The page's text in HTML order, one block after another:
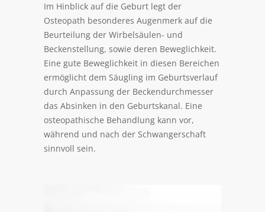
Im Hinblick auf die Geburt legt der
Osteopath besonderes Augenmerk auf die
Beurteilung der Wirbelsäulen- und
Beckenstellung, sowie deren Beweglichkeit.
Eine gute Beweglichkeit in diesen Bereichen
ermöglicht dem Säugling im Geburtsverlauf
durch Anpassung der Beckendurchmesser
das Absinken in den Geburtskanal. Eine
osteopathische Behandlung kann vor,
während und nach der Schwangerschaft
sinnvoll sein.